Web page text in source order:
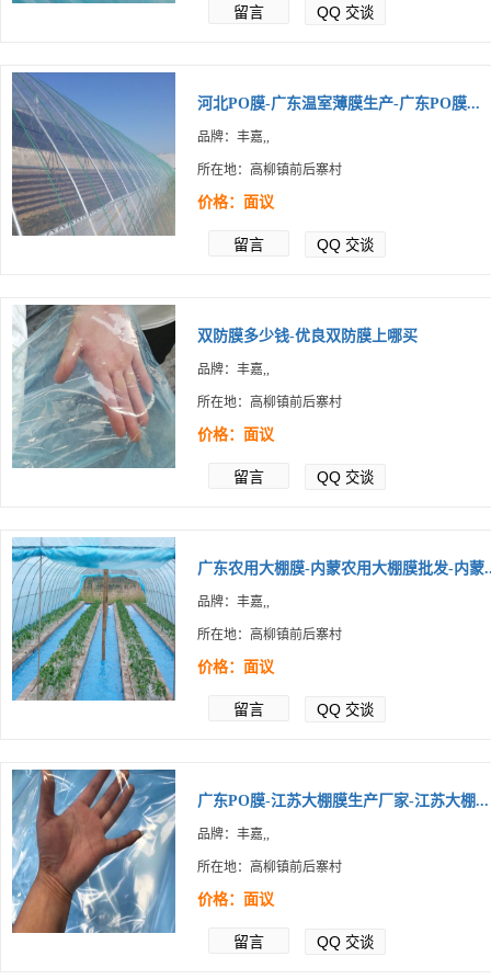
留言 QQ 交谈
河北PO膜-广东温室薄膜生产-广东PO膜...
品牌：丰嘉,,
所在地：高柳镇前后寨村
价格：面议
留言 QQ 交谈
双防膜多少钱-优良双防膜上哪买
品牌：丰嘉,,
所在地：高柳镇前后寨村
价格：面议
留言 QQ 交谈
广东农用大棚膜-内蒙农用大棚膜批发-内蒙
品牌：丰嘉,,
所在地：高柳镇前后寨村
价格：面议
留言 QQ 交谈
广东PO膜-江苏大棚膜生产厂家-江苏大棚...
品牌：丰嘉,,
所在地：高柳镇前后寨村
价格：面议
留言 QQ 交谈